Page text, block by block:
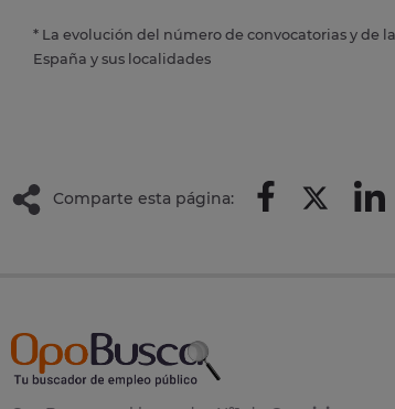
* La evolución del número de convocatorias y de
España y sus localidades
Comparte esta página: